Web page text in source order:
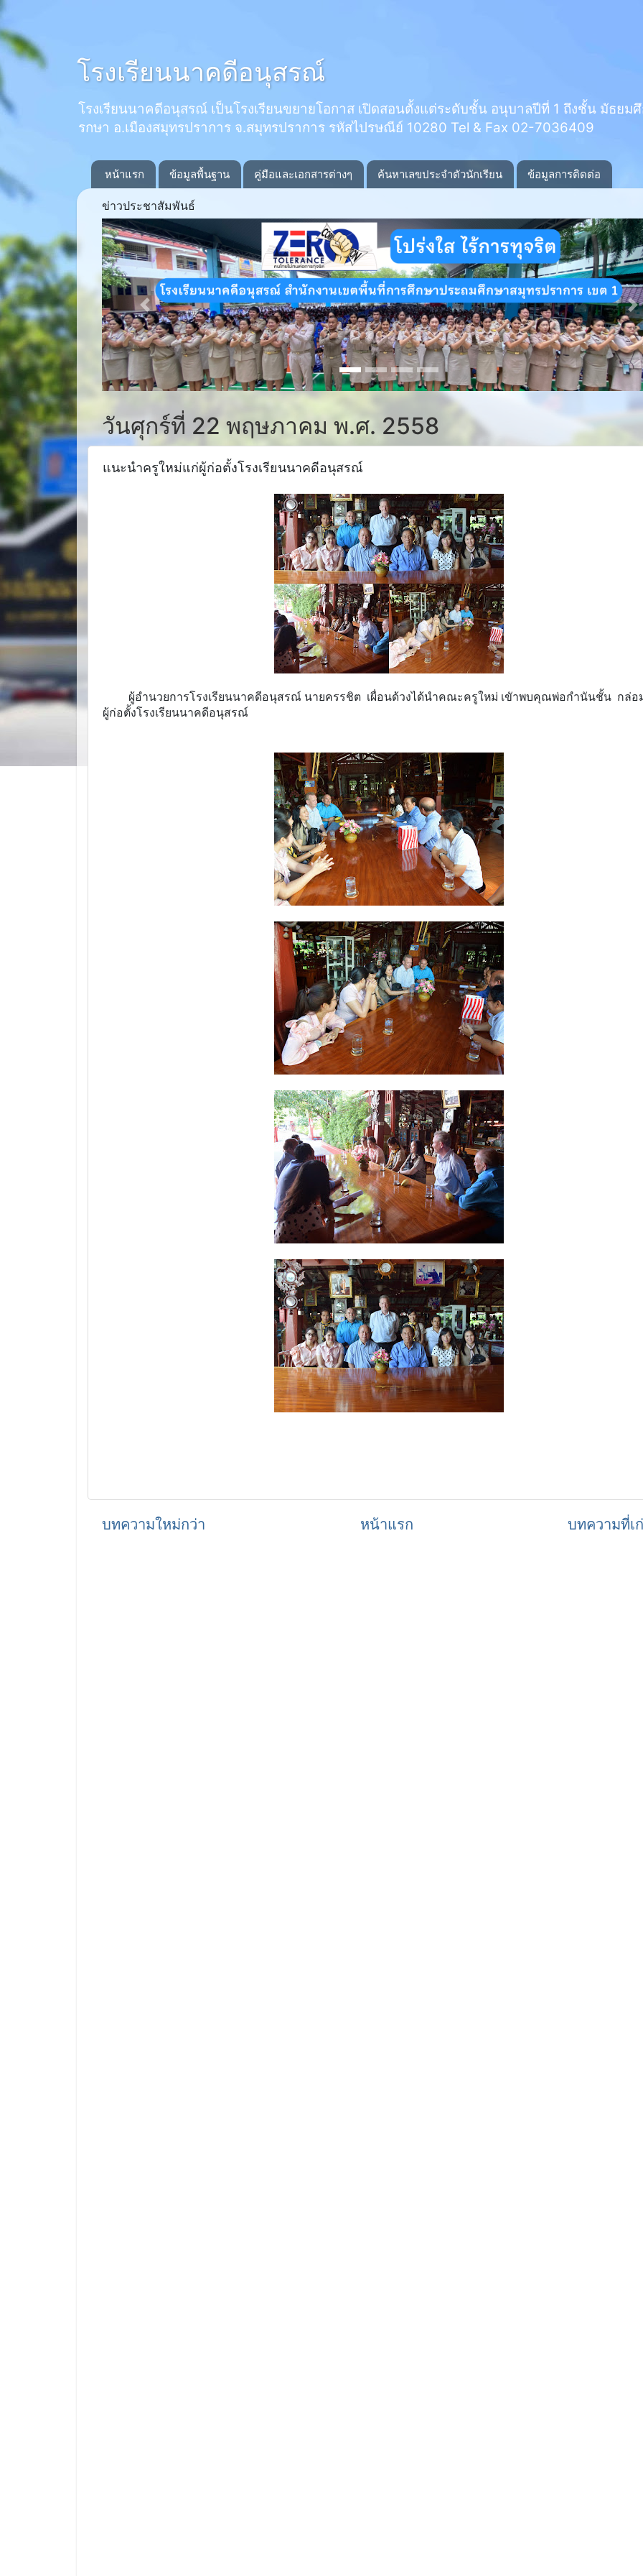
โรงเรียนนาคดีอนุสรณ์
โรงเรียนนาคดีอนุสรณ์ เป็นโรงเรียนขยายโอกาส เปิดสอนตั้งแต่ระดับชั้น อนุบาลปีที่ 1 ถึงชั้น มัธยม
รกษา อ.เมืองสมุทรปราการ จ.สมุทรปราการ รหัสไปรษณีย์ 10280 Tel & Fax 02-7036409
หน้าแรก ข้อมูลพื้นฐาน คู่มือและเอกสารต่างๆ ค้นหาเลขประจำตัวนักเรียน ข้อมูลการติดต่อ
ข่าวประชาสัมพันธ์
Previous
วันศุกร์ที่ 22 พฤษภาคม พ.ศ. 2558
แนะนำครูใหม่แก่ผู้ก่อตั้งโรงเรียนนาคดีอนุสรณ์
ผู้อำนวยการโรงเรียนนาคดีอนุสรณ์ นายครรชิต เผื่อนด้วงได้นำคณะครูใหม่ เขัาพบคุณพ่อกำนันชั้น กล่
ผู้ก่อตั้งโรงเรียนนาคดีอนุสรณ์
บทความใหม่กว่า บทความที่เ
หน้าแรก